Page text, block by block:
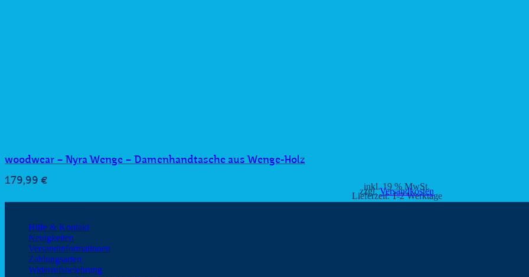
woodwear – Nyra Wenge – Damenhandtasche aus Wenge-Holz
179,99 € inkl. 19 % MwSt.
zzgl.Versandkosten
Lieferzeit:1-2 Werktage
Hilfe & Kontakt
Neuigkeiten
Versandinformationen
Zahlungsarten
Widerrufsbelehrung